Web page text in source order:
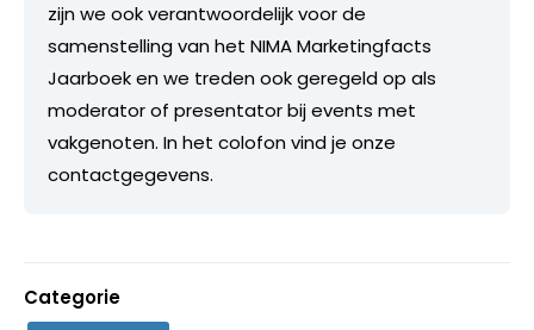
zijn we ook verantwoordelijk voor de
samenstelling van het NIMA Marketingfacts
Jaarboek en we treden ook geregeld op als
moderator of presentator bij events met
vakgenoten. In het colofon vind je onze
contactgegevens.
Categorie